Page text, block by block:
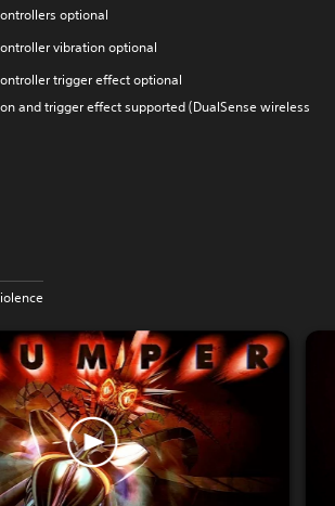
optional
vibration optional
trigger effect optional
and trigger effect supported (DualSense wireless